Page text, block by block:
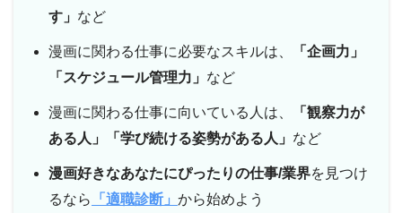
す」 など
漫画に関わる仕事に必要なスキルは、
「企画力」
「スケジュール管理力」 など
漫画に関わる仕事に向いている人は、
「観察力が
ある人」「学び続ける姿勢がある人」 など
漫画好きなあなたにぴったりの仕事/業界を見つけ
るなら
「適職診断」 から始めよう